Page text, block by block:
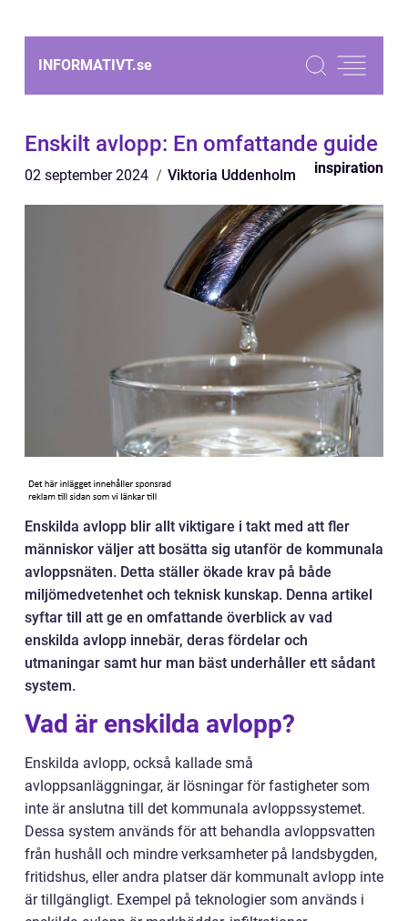
INFORMATIVT.se
Enskilt avlopp: En omfattande guide
02 september 2024 Viktoria Uddenholm inspiration
Enskilda avlopp blir allt viktigare i takt med att fler
människor väljer att bosätta sig utanför de kommunala
avloppsnäten. Detta ställer ökade krav på både
miljömedvetenhet och teknisk kunskap. Denna artikel
syftar till att ge en omfattande överblick av vad
enskilda avlopp innebär, deras fördelar och
utmaningar samt hur man bäst underhåller ett sådant
system.
Vad är enskilda avlopp?
Enskilda avlopp, också kallade små
avloppsanläggningar, är lösningar för fastigheter som
inte är anslutna till det kommunala avloppssystemet.
Dessa system används för att behandla avloppsvatten
från hushåll och mindre verksamheter på landsbygden,
fritidshus, eller andra platser där kommunalt avlopp inte
är tillgängligt. Exempel på teknologier som används i